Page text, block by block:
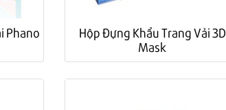
Phano
Hộp Đựng Khẩu Trang Vải 3D
Mask